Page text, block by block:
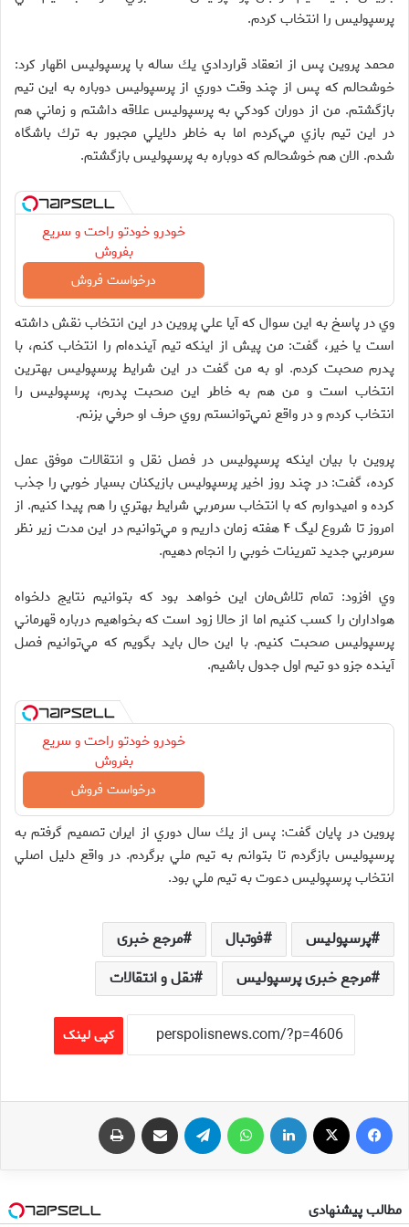
پرسپوليس را انتخاب كردم.
محمد پروين پس از انعقاد قراردادي يك ساله با پرسپوليس اظهار كرد:
خوشحالم كه پس از چند وقت دوري از پرسپوليس دوباره به اين تيم
بازگشتم. من از دوران كودكي به پرسپوليس علاقه داشتم و زماني هم
در اين تيم بازي مي‌كردم اما به خاطر دلايلي مجبور به ترك باشگاه
شدم. الان هم خوشحالم كه دوباره به پرسپوليس بازگشتم.
خودرو خودتو راحت و سریع
بفروش
درخواست فروش
وي در پاسخ به اين سوال كه آيا علي پروين در اين انتخاب نقش داشته
است يا خير، گفت: من پيش از اينكه تيم آينده‌ام را انتخاب كنم، با
پدرم صحبت كردم. او به من گفت در اين شرايط پرسپوليس بهترين
انتخاب است و من هم به خاطر اين صحبت پدرم، پرسپوليس را
انتخاب كردم و در واقع نمي‌توانستم روي حرف او حرفي بزنم.
پروين با بيان اينكه پرسپوليس در فصل نقل و انتقالات موفق عمل
كرده، گفت: در چند روز اخير پرسپوليس بازيكنان بسيار خوبي را جذب
كرده و اميدوارم كه با انتخاب سرمربي شرايط بهتري را هم پيدا كنيم. از
امروز تا شروع ليگ ۴ هفته زمان داريم و مي‌توانيم در اين مدت زير نظر
سرمربي جديد تمرينات خوبي را انجام دهيم.
وي افزود: تمام تلاش‌مان اين خواهد بود كه بتوانيم نتايج دلخواه
هواداران را كسب كنيم اما از حالا زود است كه بخواهيم درباره قهرماني
پرسپوليس صحبت كنيم. با اين حال بايد بگويم كه مي‌توانيم فصل
آينده جزو دو تيم اول جدول باشيم.
خودرو خودتو راحت و سریع
بفروش
درخواست فروش
پروين در پايان گفت: پس از يك سال دوري از ايران تصميم گرفتم به
پرسپوليس بازگردم تا بتوانم به تيم ملي برگردم. در واقع دليل اصلي
انتخاب پرسپوليس دعوت به تيم ملي بود.
پرسپولیس فوتبال
مرجع خبری
مرجع خبری پرسپولیس
نقل و انتقالات
کپی لینک
فیس بوک لینکدین تلگرام اشتراک گذاری از طریق ایمیل
مطالب پیشنهادی